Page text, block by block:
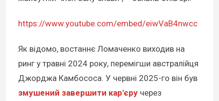
https://www.youtube.com/embed/eiwVaB4nwcc
Як відомо, востаннє Ломаченко виходив на
ринг у травні 2024 року, перемігши австралійця
Джорджа Камбососа. У червні 2025-го він був
змушений завершити кар'єру через